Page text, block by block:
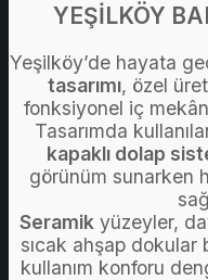
YEŞİLKÖY
Yeşilköy’de hayata
tasarımı, özel
fonksiyonel iç
Tasarımda
kapaklı dolap
görünüm sunarken
Seramik yüzeyler,
sıcak ahşap
kullanım konforu